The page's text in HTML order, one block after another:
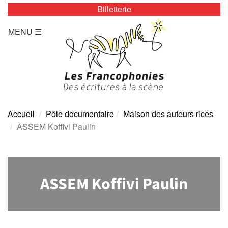
LES ZÉBRURES
Programmation/Calendrier
Presse
Tarifs
Archives
TOUTE L’ANNÉE
Billetterie
MENU ☰
Accueil Pôle documentaire
Maison des auteurs·rices
ASSEM Koffivi Paulin
ASSEM Koffivi Paulin